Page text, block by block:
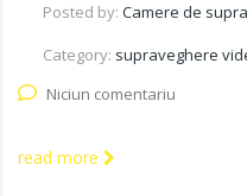
Posted by: Camere de
Category: supraveghere
Niciun comentariu
read more